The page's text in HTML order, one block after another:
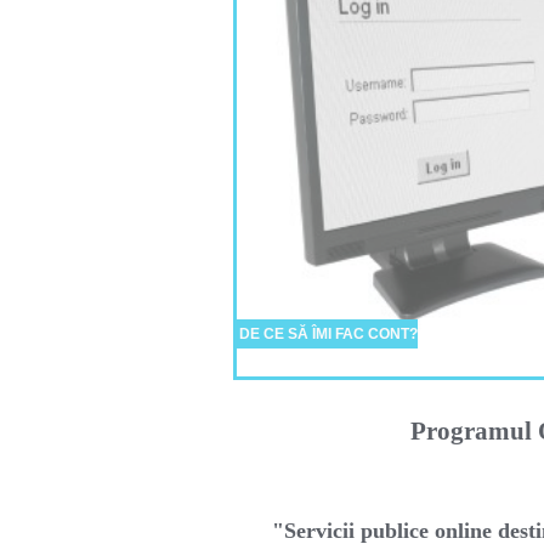
DE CE SĂ ÎMI FAC CONT?
Programul
"Servicii publice online